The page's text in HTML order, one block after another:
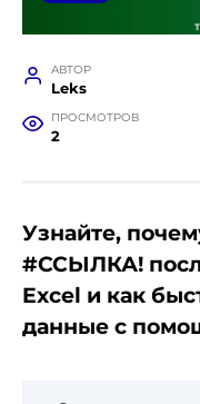
АВТОР
Leks
ПРОСМОТРОВ
2
Узнайте,
#ССЫЛКА!
Excel и как
данные с